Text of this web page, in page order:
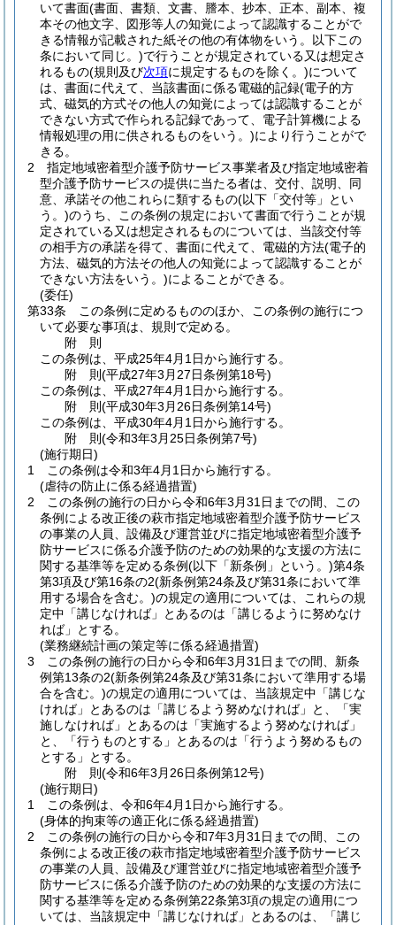
いて書面(書面、書類、文書、謄本、抄本、正本、副本、複
本その他文字、図形等人の知覚によって認識することがで
きる情報が記載された紙その他の有体物をいう。以下この
条において同じ。)で行うことが規定されている又は想定さ
れるもの(規則及び次項に規定するものを除く。)について
は、書面に代えて、当該書面に係る電磁的記録(電子的方
式、磁気的方式その他人の知覚によっては認識することが
できない方式で作られる記録であって、電子計算機による
情報処理の用に供されるものをいう。)により行うことがで
きる。
2
指定地域密着型介護予防サービス事業者及び指定地域密着
型介護予防サービスの提供に当たる者は、交付、説明、同
意、承諾その他これらに類するもの(以下「交付等」とい
う。)のうち、この条例の規定において書面で行うことが規
定されている又は想定されるものについては、当該交付等
の相手方の承諾を得て、書面に代えて、電磁的方法(電子的
方法、磁気的方法その他人の知覚によって認識することが
できない方法をいう。)によることができる。
(委任)
第33条
この条例に定めるもののほか、この条例の施行につ
いて必要な事項は、規則で定める。
附 則
この条例は、平成25年4月1日から施行する。
附 則(平成27年3月27日条例第18号)
この条例は、平成27年4月1日から施行する。
附 則(平成30年3月26日条例第14号)
この条例は、平成30年4月1日から施行する。
附 則(令和3年3月25日条例第7号)
(施行期日)
1
この条例は令和3年4月1日から施行する。
(虐待の防止に係る経過措置)
2
この条例の施行の日から令和6年3月31日までの間、この
条例による改正後の萩市指定地域密着型介護予防サービス
の事業の人員、設備及び運営並びに指定地域密着型介護予
防サービスに係る介護予防のための効果的な支援の方法に
関する基準等を定める条例(以下「新条例」という。)第4条
第3項及び第16条の2(新条例第24条及び第31条において準
用する場合を含む。)の規定の適用については、これらの規
定中「講じなければ」とあるのは「講じるように努めなけ
れば」とする。
(業務継続計画の策定等に係る経過措置)
3
この条例の施行の日から令和6年3月31日までの間、新条
例第13条の2(新条例第24条及び第31条において準用する場
合を含む。)の規定の適用については、当該規定中「講じな
ければ」とあるのは「講じるよう努めなければ」と、「実
施しなければ」とあるのは「実施するよう努めなければ」
と、「行うものとする」とあるのは「行うよう努めるもの
とする」とする。
附 則(令和6年3月26日条例第12号)
(施行期日)
1
この条例は、令和6年4月1日から施行する。
(身体的拘束等の適正化に係る経過措置)
2
この条例の施行の日から令和7年3月31日までの間、この
条例による改正後の萩市指定地域密着型介護予防サービス
の事業の人員、設備及び運営並びに指定地域密着型介護予
防サービスに係る介護予防のための効果的な支援の方法に
関する基準等を定める条例第22条第3項の規定の適用につ
いては、当該規定中「講じなければ」とあるのは、「講じ